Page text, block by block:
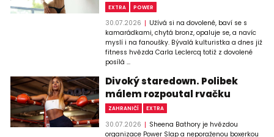
EXTRA POWER
30.07.2026
Užívá si na dovolené, baví se s
kamarádkami, chytá bronz, opaluje se, a navíc
myslí i na fanoušky. Bývalá kulturistka a dnes již
fitness hvězda Carla Leclercq totiž z dovolené
posílá ...
Divoký staredown. Polibek
málem rozpoutal rvačku
ZAHRANIČÍ EXTRA
30.07.2026
Sheena Bathory je hvězdou
organizace Power Slap a neporaženou boxerkou